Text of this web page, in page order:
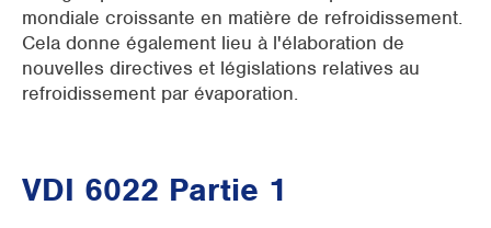
mondiale croissante en matière de refroidissement.
Cela donne également lieu à l'élaboration de
nouvelles directives et législations relatives au
refroidissement par évaporation.
VDI 6022 Partie 1